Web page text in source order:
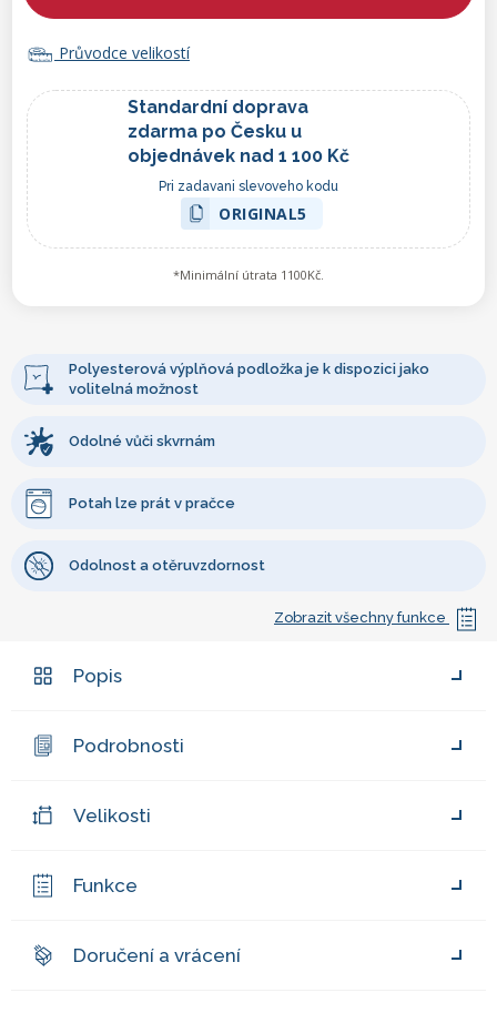
Průvodce velikostí
Standardní doprava
zdarma po Česku u
objednávek nad 1 100 Kč
Pri zadavani slevoveho kodu
ORIGINAL5
*Minimální útrata 1100Kč.
Polyesterová výplňová podložka je k dispozici jako
volitelná možnost
Odolné vůči skvrnám
Potah lze prát v pračce
Odolnost a otěruvzdornost
Zobrazit všechny funkce
Popis
Podrobnosti
Velikosti
Funkce
Doručení a vrácení